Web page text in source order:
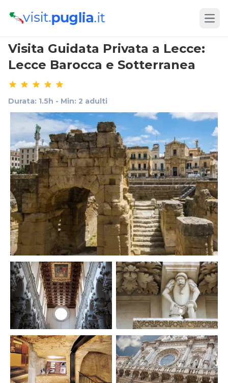
Visita Guidata Privata a Lecce:
Lecce Barocca e Sotterranea
Durata: 1.5h - Min: 2 adulti